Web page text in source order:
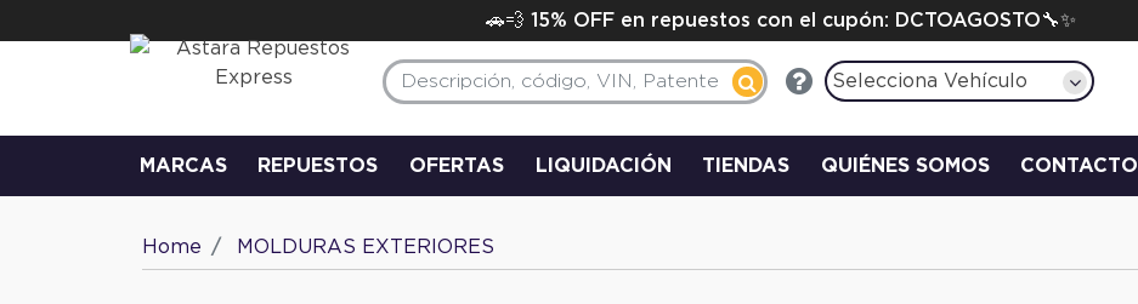
🚗💨 15% OFF en repuestos con el cupón: DCTOAGOSTO🔧✨
Selecciona Vehículo
MARCAS REPUESTOS OFERTAS LIQUIDACIÓN TIENDAS QUIÉNES SOMOS CONTACTO
Home MOLDURAS EXTERIORES